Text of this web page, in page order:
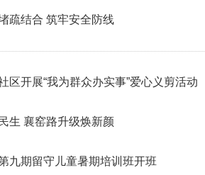
疏结合 筑牢安全防线
区开展“我为群众办实事”爱心义剪活动
生 襄窑路升级焕新颜
九期留守儿童暑期培训班开班